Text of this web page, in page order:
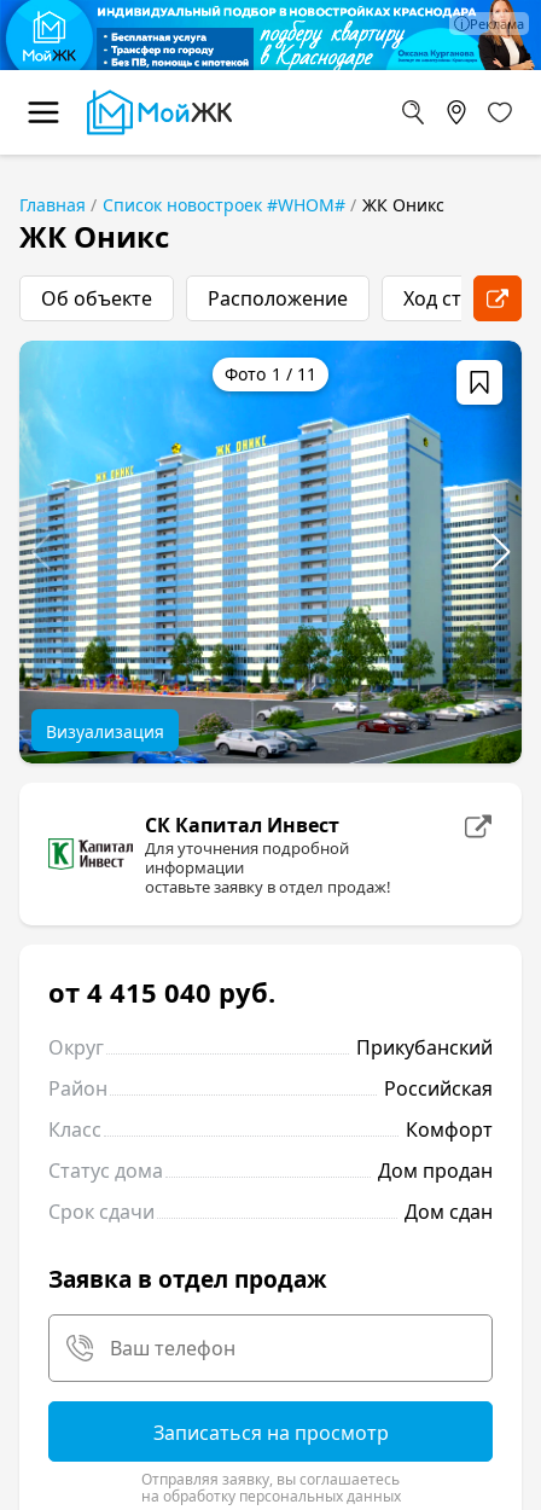
Главная Список новостроек #WHOM# ЖК Оникс
ЖК Оникс
Об объекте Расположение Ход
1 / 11
Визуализация
СК Капитал Инвест
Для уточнения подробной
информации
оставьте заявку в отдел продаж!
от 4 415 040 руб.
Округ
Прикубанский
Район
Российская
Класс
Комфорт
Статус дома
Дом продан
Срок сдачи
Дом сдан
Заявка в отдел продаж
Записаться на просмотр
Отправляя заявку, вы соглашаетесь
на обработку персональных данных